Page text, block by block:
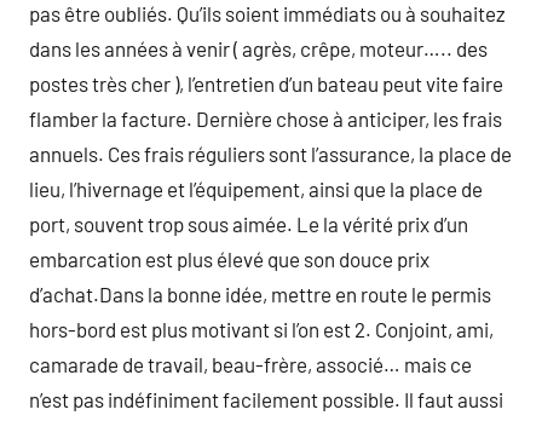
pas être oubliés. Qu’ils soient immédiats ou à souhaitez
dans les années à venir ( agrès, crêpe, moteur….. des
postes très cher ), l’entretien d’un bateau peut vite faire
flamber la facture. Dernière chose à anticiper, les frais
annuels. Ces frais réguliers sont l’assurance, la place de
lieu, l’hivernage et l’équipement, ainsi que la place de
port, souvent trop sous aimée. Le la vérité prix d’un
embarcation est plus élevé que son douce prix
d’achat.Dans la bonne idée, mettre en route le permis
hors-bord est plus motivant si l’on est 2. Conjoint, ami,
camarade de travail, beau-frère, associé… mais ce
n’est pas indéfiniment facilement possible. Il faut aussi